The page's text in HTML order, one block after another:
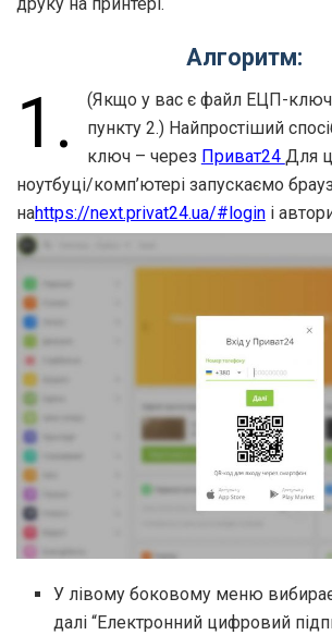
Алгоритм:
1.
(Якщо у вас є файл ЕЦП-
пункту 2.) Найпростіший
ключ – через Приват24 Для
ноутбуці/комп’ютері запускаємо
наhttps://next.privat24.ua/#login і
У лівому боковому меню
далі “Електронний цифровий